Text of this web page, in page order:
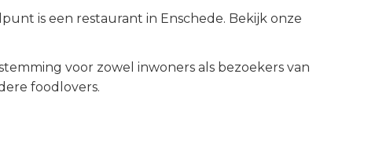
is een restaurant in Enschede. Bekijk onze
voor zowel inwoners als bezoekers van
foodlovers.